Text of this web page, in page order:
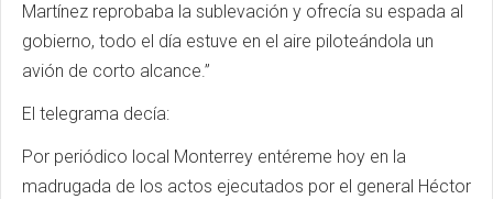
Martínez reprobaba la sublevación y ofrecía su espada al
gobierno, todo el día estuve en el aire piloteándola un
avión de corto alcance.”
El telegrama decía:
Por periódico local Monterrey entéreme hoy en la
madrugada de los actos ejecutados por el general Héctor